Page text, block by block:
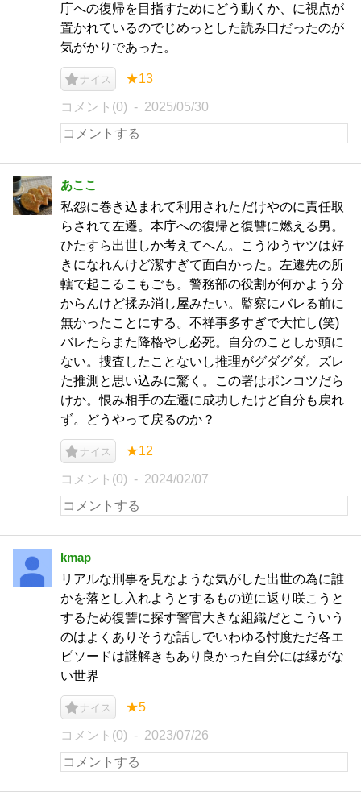
庁への復帰を目指すためにどう動くか、に視点が
置かれているのでじめっとした読み口だったのが
気がかりであった。
ナイス ★13
コメント(0) 2025/05/30
あここ
私怨に巻き込まれて利用されただけやのに責任取
らされて左遷。本庁への復帰と復讐に燃える男。
ひたすら出世しか考えてへん。こうゆうヤツは好
きになれんけど潔すぎて面白かった。左遷先の所
轄で起こるこもごも。警務部の役割が何かよう分
からんけど揉み消し屋みたい。監察にバレる前に
無かったことにする。不祥事多すぎで大忙し(笑)
バレたらまた降格やし必死。自分のことしか頭に
ない。捜査したことないし推理がグダグダ。ズレ
た推測と思い込みに驚く。この署はポンコツだら
けか。恨み相手の左遷に成功したけど自分も戻れ
ず。どうやって戻るのか？
ナイス ★12
コメント(0) 2024/02/07
kmap
リアルな刑事を見なような気がした出世の為に誰
かを落とし入れようとするもの逆に返り咲こうと
するため復讐に探す警官大きな組織だとこういう
のはよくありそうな話しでいわゆる忖度ただ各エ
ピソードは謎解きもあり良かった自分には縁がな
い世界
ナイス ★5
コメント(0) 2023/07/26